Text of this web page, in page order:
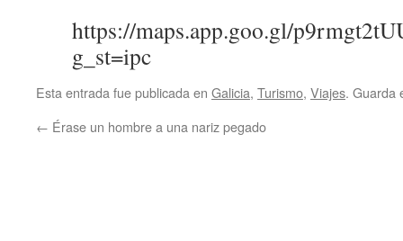
https://maps.app.goo.gl/
g_st=ipc
Esta entrada fue publicada en Galicia, Turismo, Viajes. Guarda
← Érase un hombre a una nariz pegado